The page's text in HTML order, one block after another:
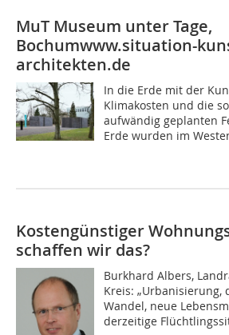
MuT Museum unter Tage,
Bochumwww.situation-
architekten.de
In die Erde mit der
Klimakosten und die
aufwändig geplanten
Erde wurden im
Kostengünstiger
schaffen wir das?
Burkhard Albers,
Kreis: „Urbanisierung,
Wandel, neue
derzeitige